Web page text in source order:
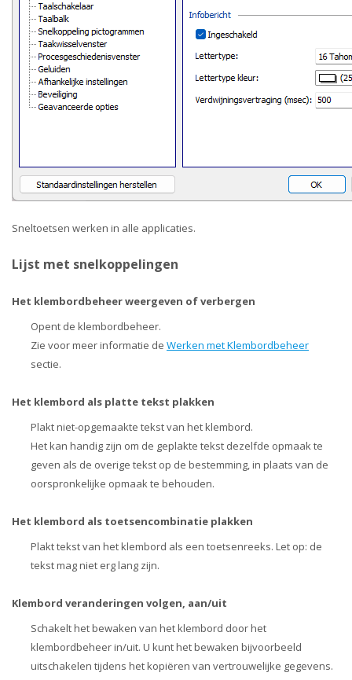
Sneltoetsen werken in alle applicaties.
Lijst met snelkoppelingen
Het klembordbeheer weergeven of verbergen
Opent de klembordbeheer.
Zie voor meer informatie de Werken met Klembordbeheer
sectie.
Het klembord als platte tekst plakken
Plakt niet-opgemaakte tekst van het klembord.
Het kan handig zijn om de geplakte tekst dezelfde opmaak te
geven als de overige tekst op de bestemming, in plaats van de
oorspronkelijke opmaak te behouden.
Het klembord als toetsencombinatie plakken
Plakt tekst van het klembord als een toetsenreeks. Let op: de
tekst mag niet erg lang zijn.
Klembord veranderingen volgen, aan/uit
Schakelt het bewaken van het klembord door het
klembordbeheer in/uit. U kunt het bewaken bijvoorbeeld
uitschakelen tijdens het kopiëren van vertrouwelijke gegevens.